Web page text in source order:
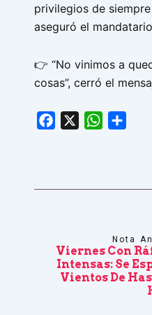
privilegios de
aseguró el
👉 “No vinimos a
cosas”, cerró el
Facebook WhatsApp
Nota
Viernes Con
Intensas: Se
Vientos De